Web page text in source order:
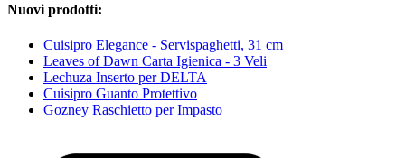
Nuovi prodotti:
Cuisipro Elegance - Servispaghetti, 31 cm
Leaves of Dawn Carta Igienica - 3 Veli
Lechuza Inserto per DELTA
Cuisipro Guanto Protettivo
Gozney Raschietto per Impasto